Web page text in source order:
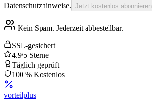
Datenschutzhinweise. Jetzt kostenlos abonnieren
Kein Spam. Jederzeit abbestellbar.
SSL-gesichert
4.9/5 Sterne
Täglich geprüft
100 % Kostenlos
vorteilplus